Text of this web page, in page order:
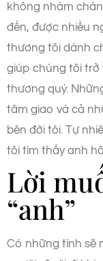
không nhàm
đến, được nhiều
thương tôi dành
giúp chúng tôi trở
thương quý.
tâm giao và cả
bên đời tôi. Tự
tôi tìm thấy anh
Lời
“anh”
Có những tình sẽ